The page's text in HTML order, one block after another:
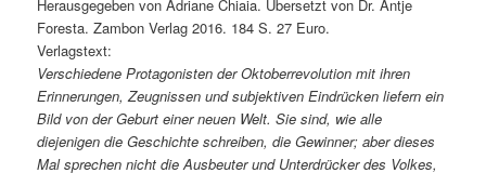
Herausgegeben von Adriane Chiaia. Übersetzt von Dr. Antje
Foresta. Zambon Verlag 2016. 184 S. 27 Euro.
Verlagstext:
Verschiedene Protagonisten der Oktoberrevolution mit ihren
Erinnerungen, Zeugnissen und subjektiven Eindrücken liefern ein
Bild von der Geburt einer neuen Welt. Sie sind, wie alle
diejenigen die Geschichte schreiben, die Gewinner; aber dieses
Mal sprechen nicht die Ausbeuter und Unterdrücker des Volkes,